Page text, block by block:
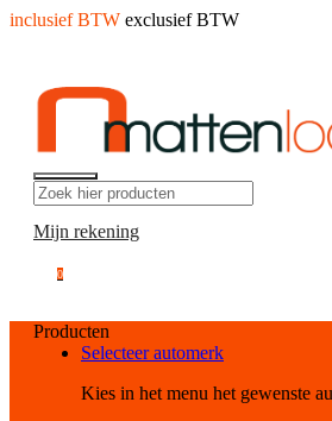
inclusief BTW exclusief BTW
Mijn rekening
0
Producten
Selecteer automerk
Kies in het menu het gewenste